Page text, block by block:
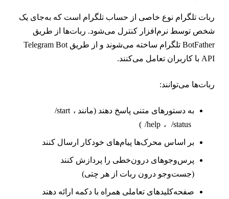
تلگرام نوع خاصی از حساب تلگرام است که به‌جای یک
توسط نرم‌افزار کنترل می‌شود. ربات‌ها از طریق
BotFather تلگرام ساخته می‌شوند و از طریق Telegram Bot
می‌توانند:
به دستورهای متنی پاسخ دهند (مانند /start ،
/help ، /status
)
بر اساس محرک‌ها پیام‌های خودکار ارسال کنند
پرس‌وجوهای درون‌خطی را پردازش کنند
(جست‌وجو درون ربات از هر چتی)
صفحه‌کلیدهای تعاملی همراه با دکمه ارائه دهند